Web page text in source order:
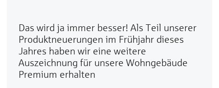
Das wird ja immer besser! Als Teil unserer
Produktneuerungen im Frühjahr dieses
Jahres haben wir eine weitere
Auszeichnung für unsere Wohngebäude
Premium erhalten